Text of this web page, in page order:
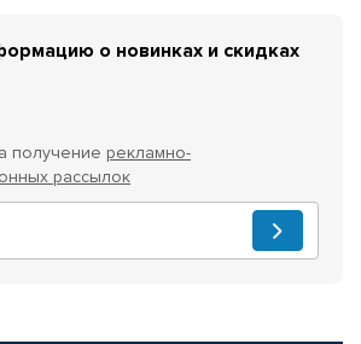
о новинках и скидках
получение рекламно-
рассылок